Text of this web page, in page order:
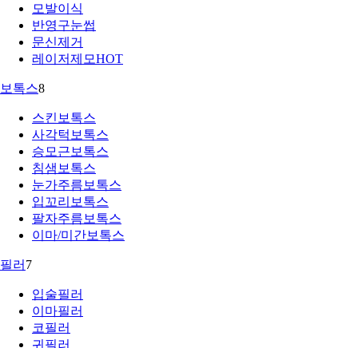
모발이식
반영구눈썹
문신제거
레이저제모HOT
보톡스8
스킨보톡스
사각턱보톡스
승모근보톡스
침샘보톡스
눈가주름보톡스
입꼬리보톡스
팔자주름보톡스
이마/미간보톡스
필러 7
입술필러
이마필러
코필러
귀필러